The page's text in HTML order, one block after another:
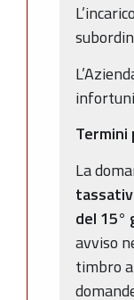
Termini
La
del 15°
avviso
timbro